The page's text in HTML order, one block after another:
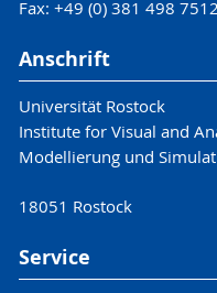
Fax: +49 (0) 381 498 7512
Anschrift
Universität Rostock
Institute for Visual and
Modellierung und
18051 Rostock
Service